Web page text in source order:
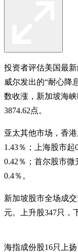
投资者评估美国最
威尔发出的“耐心降
数收涨，新加坡海
3874.62点。
亚太其他市场，香
1.43％；上海股市
0.42％；首尔股市
0.4％。
新加坡股市全场成
元。上升股347只，
海指成份股16只上